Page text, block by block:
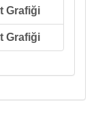
Grafiği
Grafiği